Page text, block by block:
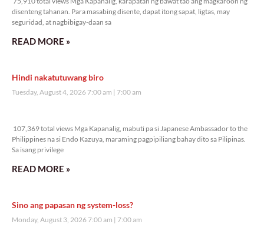
disenteng tahanan. Para masabing disente, dapat itong sapat, ligtas, may
seguridad, at nagbibigay-daan sa
READ MORE »
Hindi nakatutuwang biro
Tuesday, August 4, 2026 7:00 am 7:00 am
107,369 total views Mga Kapanalig, mabuti pa si Japanese Ambassador to the
Philippines na si Endo Kazuya, maraming pagpipiliang bahay dito sa Pilipinas.
Sa isang privilege
READ MORE »
Sino ang papasan ng system-loss?
Monday, August 3, 2026 7:00 am 7:00 am